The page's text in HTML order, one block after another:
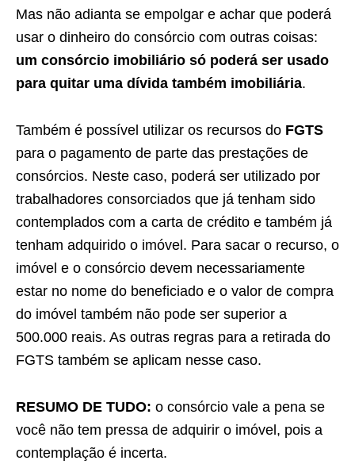
Mas não adianta se empolgar e achar que poderá
usar o dinheiro do consórcio com outras coisas:
um consórcio imobiliário só poderá ser usado
para quitar uma dívida também imobiliária.
Também é possível utilizar os recursos do FGTS
para o pagamento de parte das prestações de
consórcios. Neste caso, poderá ser utilizado por
trabalhadores consorciados que já tenham sido
contemplados com a carta de crédito e também já
tenham adquirido o imóvel. Para sacar o recurso, o
imóvel e o consórcio devem necessariamente
estar no nome do beneficiado e o valor de compra
do imóvel também não pode ser superior a
500.000 reais. As outras regras para a retirada do
FGTS também se aplicam nesse caso.
RESUMO DE TUDO: o consórcio vale a pena se
você não tem pressa de adquirir o imóvel, pois a
contemplação é incerta.